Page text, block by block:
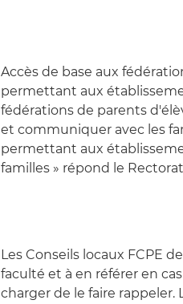
Accès de base aux
permettant aux
fédérations de parents
et communiquer avec les
permettant aux
familles » répond le
Les Conseils locaux FCPE
faculté et à en référer en
charger de le faire rappeler.